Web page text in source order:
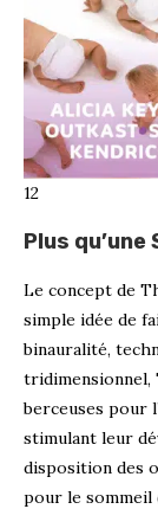
12
Plus
Le concept de
simple idée de
binauralité,
tridimensionnel,
berceuses pour
stimulant leur
disposition des
pour le sommeil